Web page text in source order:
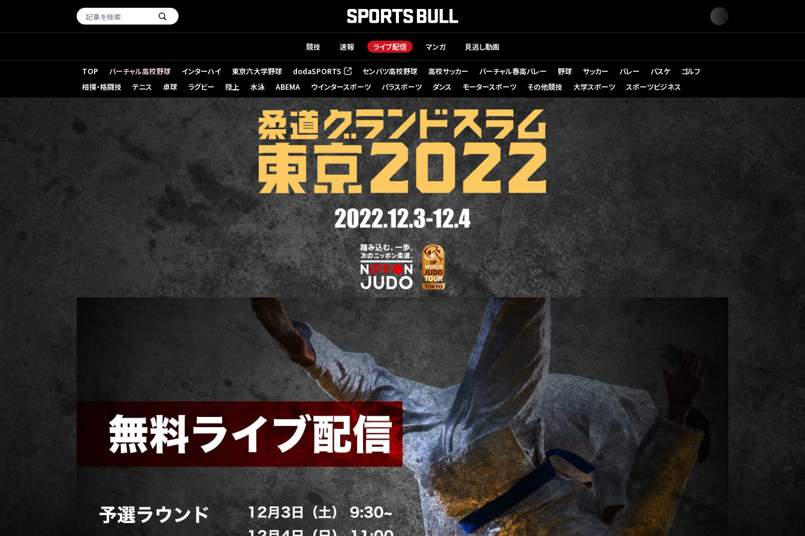
競技 速報 ライブ配信 マンガ 見逃し動画
TOP バーチャル高校野球 インターハイ 東京六大学野球 dodaSPORTS
（新しいタブで開く） センバツ高校野球 高校サッカー バーチャル春高バレー 野球 サッカー バレー バスケ
ゴルフ
相撲・格闘技
テニス 卓球 ラグビー 陸上 水泳 ABEMA ウインタースポーツ パラスポーツ ダンス モータースポーツ その他競技 大学スポーツ スポーツビジネス